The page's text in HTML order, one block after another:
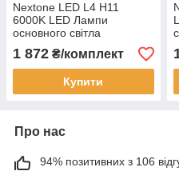
Nextone LED L4 H11
6000K LED Лампи
основного світла
(комплект 2шт)
1 872 ₴/комплект
Купити
Про нас
94% позитивних з 106